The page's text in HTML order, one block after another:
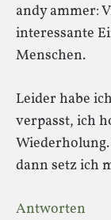
andy ammer:
interessante
Menschen.
Leider habe
verpasst, ich
dann setz ich
Antworten